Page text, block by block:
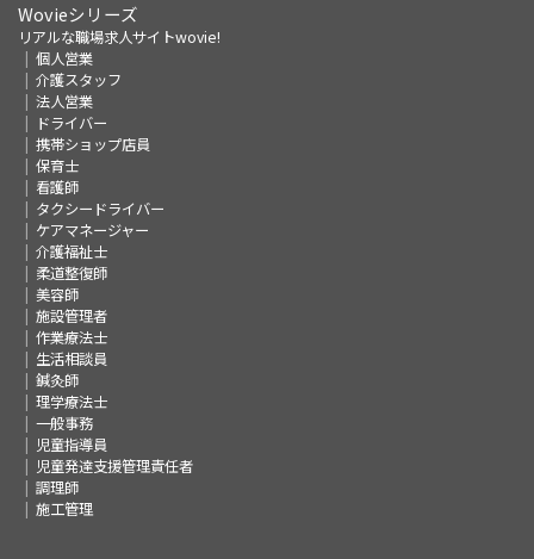
Wovieシリーズ
リアルな職場求人サイトwovie!
個人営業
介護スタッフ
法人営業
ドライバー
携帯ショップ店員
保育士
看護師
タクシードライバー
ケアマネージャー
介護福祉士
柔道整復師
美容師
施設管理者
作業療法士
生活相談員
鍼灸師
理学療法士
一般事務
児童指導員
児童発達支援管理責任者
調理師
施工管理